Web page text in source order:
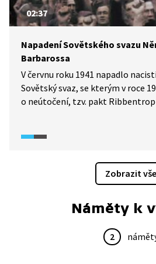
02:37
Napadení Sovětského svazu
Barbarossa
V červnu roku 1941 napadlo
Sovětský svaz, se kterým v roce
o neútočení, tzv. pakt
obří invaze do SSSR probíhala.
využita nebo která města byla
Zobrazit vše
Náměty k
2